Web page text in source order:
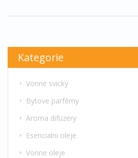
Kategorie
Vonne svicky
Bytove parfémy
Aroma difuzery
Esencialni oleje
Vonne oleje